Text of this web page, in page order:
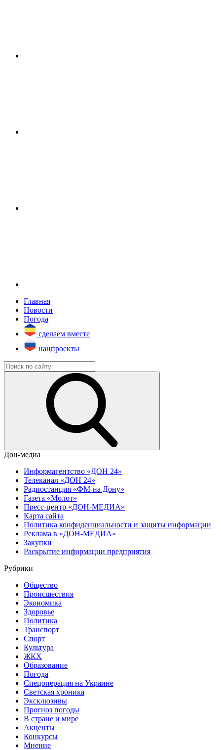
Главная
Новости
Погода
сделаем вместе
нацпроекты
Дон-медиа
Информагентство «ДОН 24»
Телеканал «ДОН 24»
Радиостанция «ФМ-на Дону»
Газета «Молот»
Пресс-центр «ДОН-МЕДИА»
Карта сайта
Политика конфиденциальности и защиты информации
Реклама в «ДОН-МЕДИА»
Закупки
Раскрытие информации предприятия
Рубрики
Общество
Происшествия
Экономика
Здоровье
Политика
Транспорт
Спорт
Культура
ЖКХ
Образование
Погода
Спецоперация на Украине
Светская хроника
Эксклюзивы
Прогноз погоды
В стране и мире
Акценты
Конкурсы
Мнение